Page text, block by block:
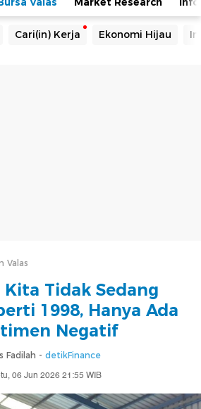
Cari(in) Kerja Ekonomi Hijau
Valas
Kita Tidak Sedang
1998, Hanya Ada
Negatif
Fadilah - detikFinance
06 Jun 2026 21:55 WIB